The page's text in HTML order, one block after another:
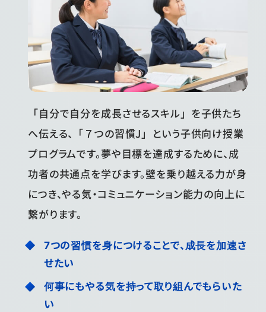
「自分で自分を成長させるスキル」を子供たち
へ伝える、「７つの習慣J」️という子供向け授業
プログラムです。夢や目標を達成するために、成
功者の共通点を学びます。壁を乗り越える力が身
につき、やる気・コミュニケーション能力の向上に
繋がります。
7つの習慣を身につけることで、成長を加速さ
せたい
何事にもやる気を持って取り組んでもらいた
い